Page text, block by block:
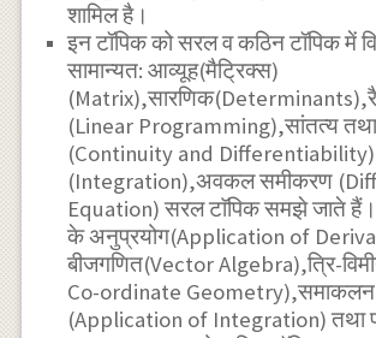
शामिल है।
इन टॉपिक को सरल व कठिन टॉपिक में
सामान्यत: आव्यूह(मैट्रिक्स)
(Linear Programming),सांतत्य
(Continuity and
(Integration),अवकल समीकरण
Equation) सरल टाॅपिक समझे जाते
के अनुप्रयोग(Application of
बीजगणित(Vector Algebra),त्रि-
Co-ordinate
(Application of Integration) तथा